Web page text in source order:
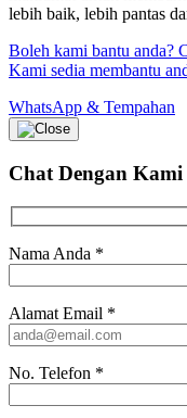
lebih baik, lebih pantas
Boleh kami bantu anda?
Kami sedia membantu
WhatsApp & Tempahan
Chat Dengan Kami
Nama Anda *
Alamat Email *
No. Telefon *